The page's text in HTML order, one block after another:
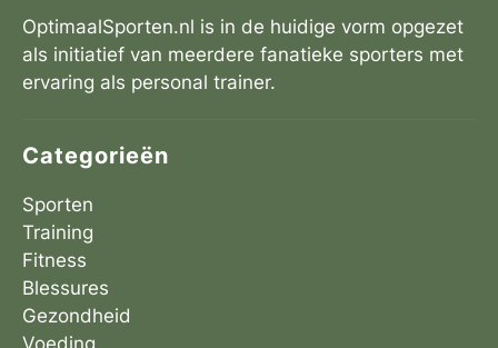
OptimaalSporten.nl is in de huidige vorm opgezet
als initiatief van meerdere fanatieke sporters met
ervaring als personal trainer.
Categorieën
Sporten
Training
Fitness
Blessures
Gezondheid
Voeding